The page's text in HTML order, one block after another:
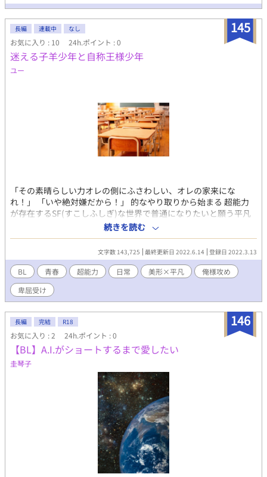
雑で心揺さぶられる物語が展開されます。 2. 未知なる感情の探求:
新たな感情に挑戦し、本当の自分を見つける旅に出ます。 3. 社会
の抑圧との対決: 感情の取引所の枠組みや社会のルールに疑問を抱
くキャラクターたちが、愛と自由を求めて立ち上がります。 この
小説はあなたにぴったり: • 未来の社会やSFに興味がある方 • 複雑
な感情や人間関係のドラマが好きな方 • BL小説の中でも愛と冒険
深い感動と共に包み込むこと間違いなしです。
145
長編 連載中 なし
お気に入り : 10 24h.ポイント : 0
迷える子羊少年と自称王様少年
ユー
「その素晴らしい力オレの側にふさわしい、オレの家来にな
れ！」 「いや絶対嫌だから！」 的なやり取りから始まる 超能力
が存在するSF(すこしふしぎ)な世界で普通になりたいと願う平凡
志望の卑屈少年と 自分大好き唯我独尊王様気質の美少年との 出会
いから始まるボーイミーツボーイ的な青春BL小説になってればい
いなって思って書きました。 この作品は後々そういう関係になっ
ていくのを前提として書いてはいますが、なんというかブロマン
ス？的な少年達の青春ものみたいなノリで読んで頂けるとありが
たいです。
続きを読む
文字数 143,725 最終更新日 2022.6.14 登録日 2022.3.13
BL 青春 超能力 日常 美形×平凡
俺様攻め
卑屈受け
146
長編 完結 R18
お気に入り : 2 24h.ポイント : 0
【BL】A.I.がショートするまで愛したい
圭琴子